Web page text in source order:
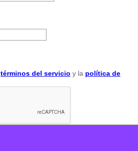
términos del servicio y la política de